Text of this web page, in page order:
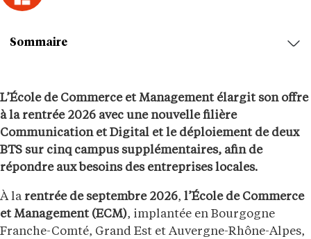
L’École de Commerce et Management élargit son offre
à la rentrée 2026 avec une nouvelle filière
Communication et Digital et le déploiement de deux
BTS sur cinq campus supplémentaires, afin de
répondre aux besoins des entreprises locales.
À la rentrée de septembre 2026, l’École de Commerce
et Management (ECM), implantée en Bourgogne
Franche-Comté, Grand Est et Auvergne-Rhône-Alpes,
Sommaire